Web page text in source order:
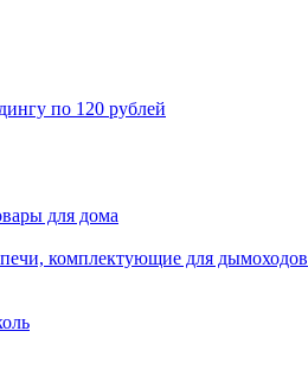
по 120 рублей
для дома
комплектующие для дымоходов